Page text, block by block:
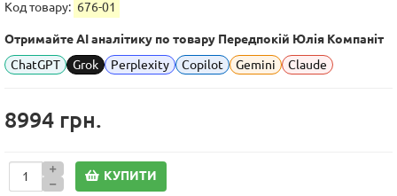
Код товару: 676-01
Отримайте AI аналітику по товару Передпокій Юлія Компаніт
ChatGPT
Grok Perplexity Copilot Gemini Claude
8994 грн.
КУПИТИ